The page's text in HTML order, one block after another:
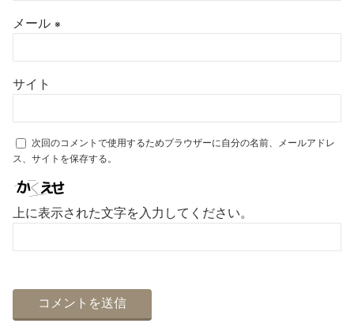
メール ※
サイト
次回のコメントで使用するためブラウザーに自分の名前、メールアドレ
ス、サイトを保存する。
上に表示された文字を入力してください。